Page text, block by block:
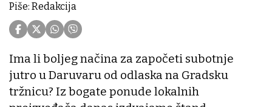
Piše: Redakcija
Ima li boljeg načina za započeti subotnje
jutro u Daruvaru od odlaska na Gradsku
tržnicu? Iz bogate ponude lokalnih